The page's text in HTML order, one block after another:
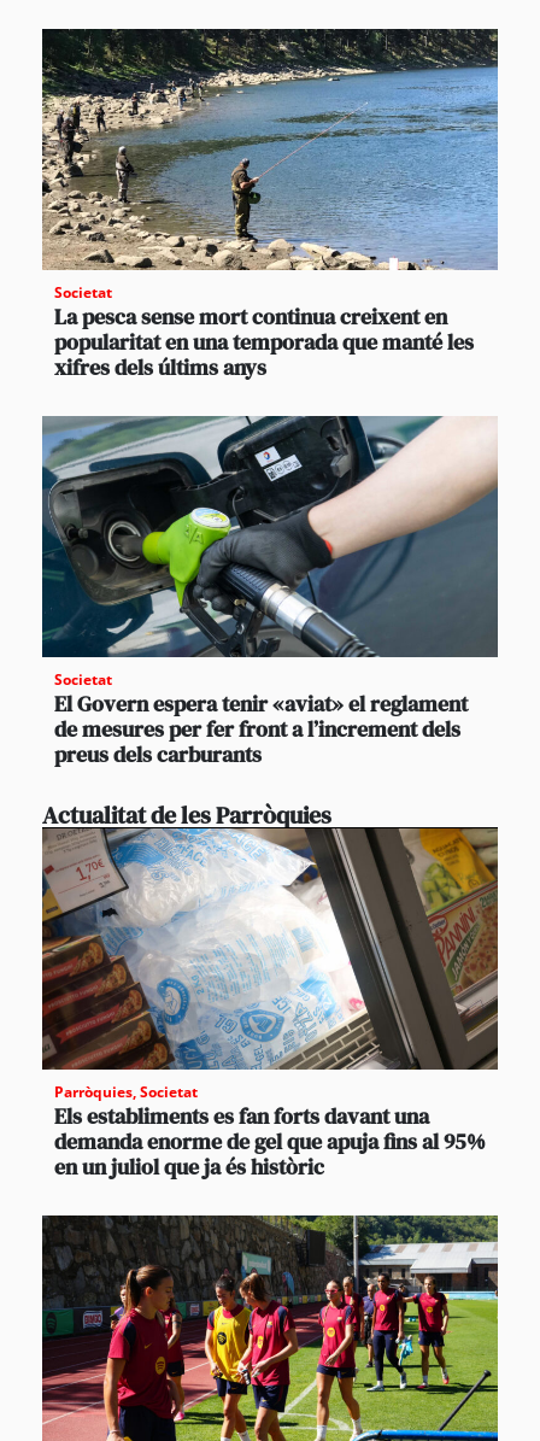
Societat
La pesca sense mort continua creixent en
popularitat en una temporada que manté les
xifres dels últims anys
Societat
El Govern espera tenir «aviat» el reglament
de mesures per fer front a l’increment dels
preus dels carburants
Actualitat de les Parròquies
Parròquies,Societat
Els establiments es fan forts davant una
demanda enorme de gel que apuja fins al 95%
en un juliol que ja és històric